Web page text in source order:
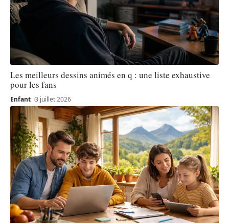
Les meilleurs dessins animés en q : une liste exhaustive
pour les fans
Enfant 3 juillet 2026